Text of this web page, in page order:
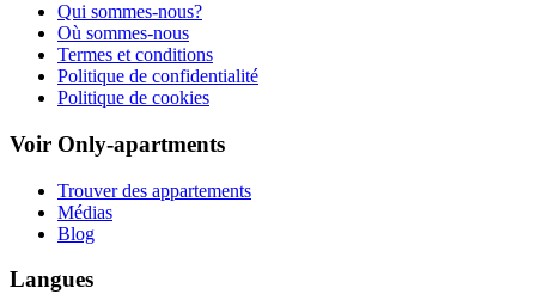
Qui sommes-nous?
Où sommes-nous
Termes et conditions
Politique de confidentialité
Politique de cookies
Voir Only-apartments
Trouver des appartements
Médias
Blog
Langues